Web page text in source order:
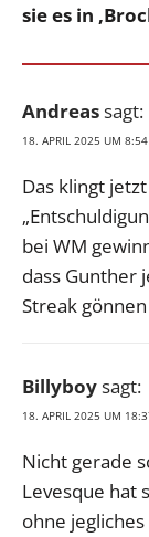
sie es in
Andreassagt:
18. APRIL 2025 UM 8:54
Das klingt
bei WM
dass Gunther
Streak
Billyboysagt:
18. APRIL 2025 UM
Nicht gerade
Levesque hat
ohne